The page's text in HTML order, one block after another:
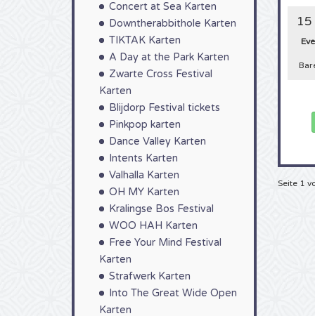
Concert at Sea Karten
Downtherabbithole Karten
TIKTAK Karten
A Day at the Park Karten
Zwarte Cross Festival
Karten
Blijdorp Festival tickets
Pinkpop karten
Dance Valley Karten
Intents Karten
Valhalla Karten
OH MY Karten
Kralingse Bos Festival
WOO HAH Karten
Free Your Mind Festival
Karten
Strafwerk Karten
Into The Great Wide Open
Karten
Ihre
15
Seite 1